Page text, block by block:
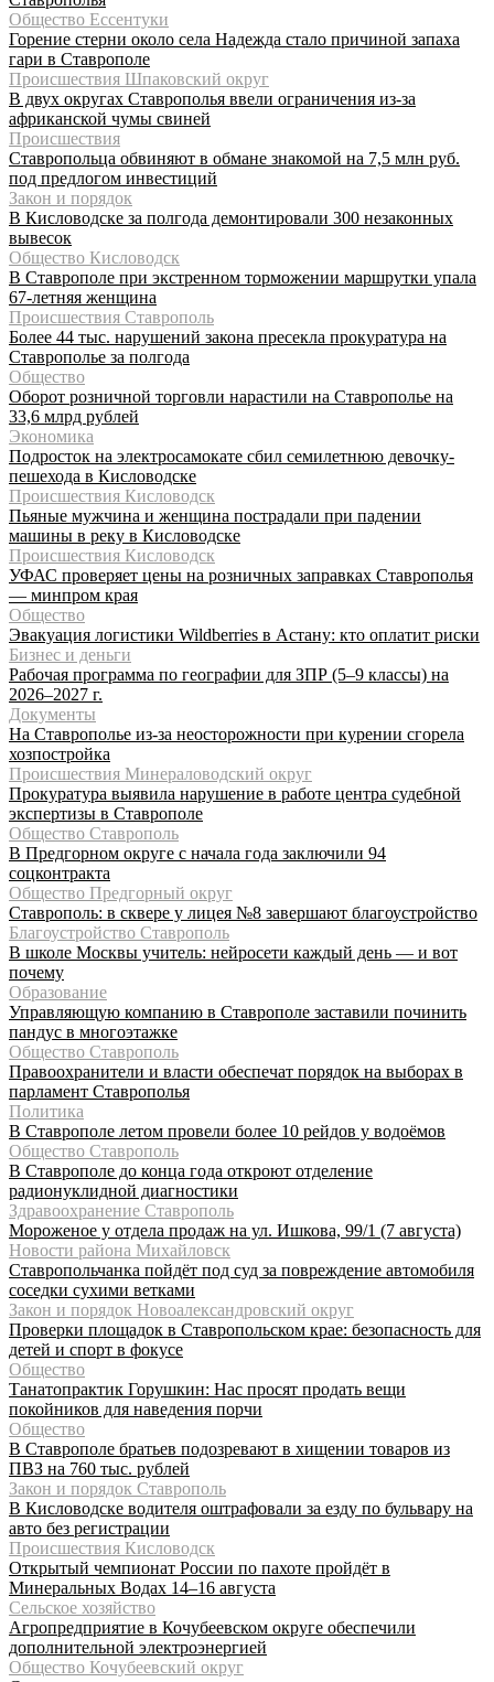
Общество Ессентуки
Горение стерни около села Надежда стало причиной запаха
гари в Ставрополе
Происшествия Шпаковский округ
В двух округах Ставрополья ввели ограничения из-за
африканской чумы свиней
Происшествия
Ставропольца обвиняют в обмане знакомой на 7,5 млн руб.
под предлогом инвестиций
Закон и порядок
В Кисловодске за полгода демонтировали 300 незаконных
вывесок
Общество Кисловодск
В Ставрополе при экстренном торможении маршрутки упала
67-летняя женщина
Происшествия Ставрополь
Более 44 тыс. нарушений закона пресекла прокуратура на
Ставрополье за полгода
Общество
Оборот розничной торговли нарастили на Ставрополье на
33,6 млрд рублей
Экономика
Подросток на электросамокате сбил семилетнюю девочку-
пешехода в Кисловодске
Происшествия Кисловодск
Пьяные мужчина и женщина пострадали при падении
машины в реку в Кисловодске
Происшествия Кисловодск
УФАС проверяет цены на розничных заправках Ставрополья
— минпром края
Общество
Эвакуация логистики Wildberries в Астану: кто оплатит риски
Бизнес и деньги
Рабочая программа по географии для ЗПР (5–9 классы) на
2026–2027 г.
Документы
На Ставрополье из-за неосторожности при курении сгорела
хозпостройка
Происшествия Минераловодский округ
Прокуратура выявила нарушение в работе центра судебной
экспертизы в Ставрополе
Общество Ставрополь
В Предгорном округе с начала года заключили 94
соцконтракта
Общество Предгорный округ
Ставрополь: в сквере у лицея №8 завершают благоустройство
Благоустройство Ставрополь
В школе Москвы учитель: нейросети каждый день — и вот
почему
Образование
Управляющую компанию в Ставрополе заставили починить
пандус в многоэтажке
Общество Ставрополь
Правоохранители и власти обеспечат порядок на выборах в
парламент Ставрополья
Политика
В Ставрополе летом провели более 10 рейдов у водоёмов
Общество Ставрополь
В Ставрополе до конца года откроют отделение
радионуклидной диагностики
Здравоохранение Ставрополь
Мороженое у отдела продаж на ул. Ишкова, 99/1 (7 августа)
Новости района Михайловск
Ставропольчанка пойдёт под суд за повреждение автомобиля
соседки сухими ветками
Закон и порядок Новоалександровский округ
Проверки площадок в Ставропольском крае: безопасность для
детей и спорт в фокусе
Общество
Танатопрактик Горушкин: Нас просят продать вещи
покойников для наведения порчи
Общество
В Ставрополе братьев подозревают в хищении товаров из
ПВЗ на 760 тыс. рублей
Закон и порядок Ставрополь
В Кисловодске водителя оштрафовали за езду по бульвару на
авто без регистрации
Происшествия Кисловодск
Открытый чемпионат России по пахоте пройдёт в
Минеральных Водах 14–16 августа
Сельское хозяйство
Агропредприятие в Кочубеевском округе обеспечили
дополнительной электроэнергией
Общество Кочубеевский округ